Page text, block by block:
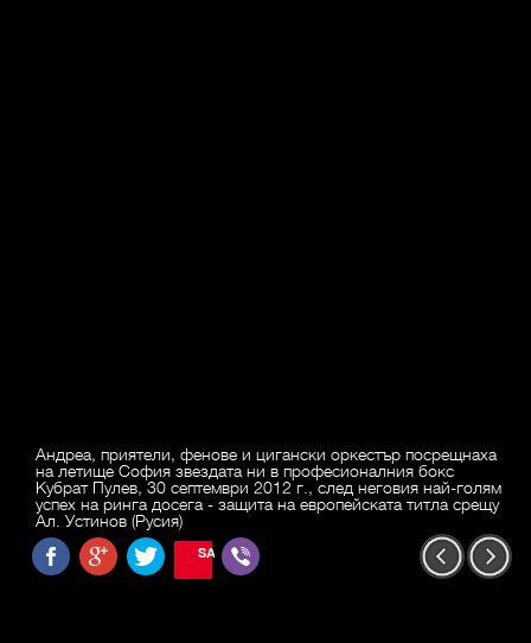
Андреа, приятели, фенове и цигански оркестър посрещнаха
на летище София звездата ни в професионалния бокс
Кубрат Пулев, 30 септември 2012 г., след неговия най-голям
успех на ринга досега - защита на европейската титла срещу
Ал. Устинов (Русия)
SAVE